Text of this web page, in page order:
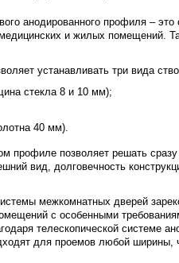
анодированного профиля –
и жилых помещений.
устанавливать три вида
стекла 8 и 10 мм);
40 мм).
профиле позволяет решать
вид, долговечность
межкомнатных дверей
с особенными
телескопической системе
для проемов любой ширины,